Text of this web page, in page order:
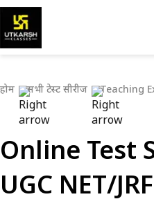
होम सभी टेस्ट सीरीज
Online Test
UGC NET/